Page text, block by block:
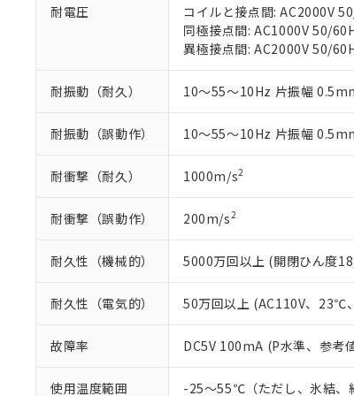
耐電圧
コイルと接点間: AC2000V
同極接点間: AC1000V 50/
異極接点間: AC2000V 50/
耐振動（耐久） 10～55～10Hz 片振幅
耐振動（誤動作） 10～55～10Hz 片振幅
耐衝撃（耐久） 1000m/s2
耐衝撃（誤動作） 200m/s2
耐久性（機械的） 5000万回以上 (開閉ひん度
耐久性（電気的） 50万回以上 (AC110V、23℃
故障率 DC5V 100mA (P水準、参
使用温度範囲 -25～55℃（ただし、氷結、
混在するこ
既に当社
り割愛して